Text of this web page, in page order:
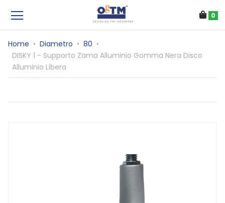
0
Home • Diametro • 80 •
DISKY 1 - Supporto Zama Alluminio Gomma Nera Disco
Alluminio Libera